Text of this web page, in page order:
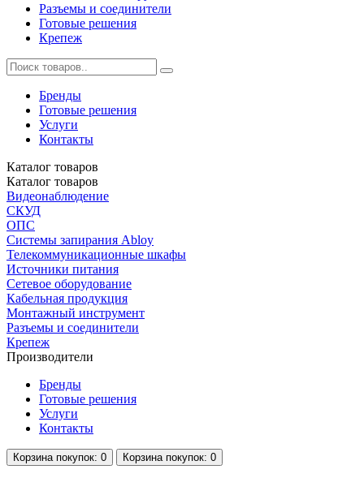
Разъемы и соединители
Готовые решения
Крепеж
Бренды
Готовые решения
Услуги
Контакты
Каталог товаров
Каталог товаров
Видеонаблюдение
СКУД
ОПС
Системы запирания Abloy
Телекоммуникационные шкафы
Источники питания
Сетевое оборудование
Кабельная продукция
Монтажный инструмент
Разъемы и соединители
Крепеж
Производители
Бренды
Готовые решения
Услуги
Контакты
Корзинапокупок: 0 Корзинапокупок: 0